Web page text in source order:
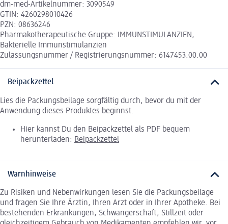
dm-med-Artikelnummer: 3090549
GTIN: 4260298010426
PZN: 08636246
Pharmakotherapeutische Gruppe: IMMUNSTIMULANZIEN,
Bakterielle Immunstimulanzien
Zulassungsnummer / Registrierungsnummer: 6147453.00.00
Beipackzettel
Lies die Packungsbeilage sorgfältig durch, bevor du mit der
Anwendung dieses Produktes beginnst.
Hier kannst Du den Beipackzettel als PDF bequem
herunterladen: Beipackzettel
Warnhinweise
Zu Risiken und Nebenwirkungen lesen Sie die Packungsbeilage
und fragen Sie Ihre Ärztin, Ihren Arzt oder in Ihrer Apotheke. Bei
bestehenden Erkrankungen, Schwangerschaft, Stillzeit oder